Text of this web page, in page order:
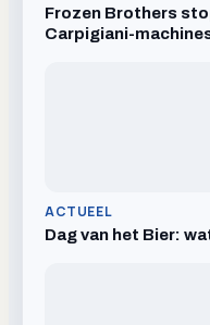
Frozen Brothers
Carpigiani-
ACTUEEL
Dag van het Bier: